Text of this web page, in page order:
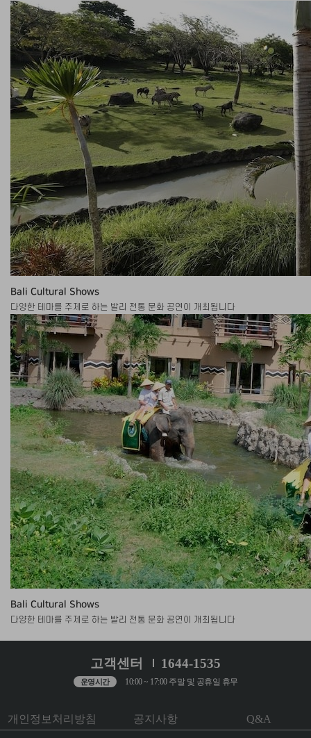
Bali Cultural Shows
다양한 테마를 주제로 하는 발리 전통 문화 공연이 개최됩니다
Bali Cultural Shows
다양한 테마를 주제로 하는 발리 전통 문화 공연이 개최됩니다
고객센터 1644-1535
운영시간 10:00 ~ 17:00 주말 및 공휴일 휴무
개인정보처리방침 공지사항 Q&A